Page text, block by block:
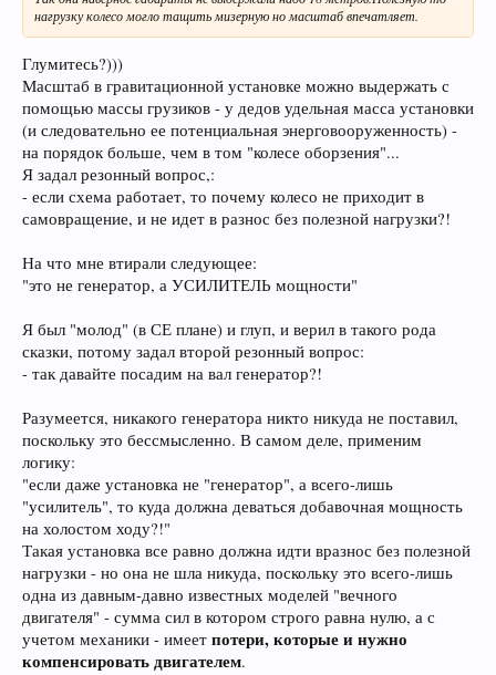
нагрузку колесо могло тащить мизерную но масштаб впечатляет.
Глумитесь?)))
Масштаб в гравитационной установке можно выдержать с
помощью массы грузиков - у дедов удельная масса установки
(и следовательно ее потенциальная энерговооруженность) -
на порядок больше, чем в том "колесе оборзения"...
Я задал резонный вопрос,:
- если схема работает, то почему колесо не приходит в
самовращение, и не идет в разнос без полезной нагрузки?!
На что мне втирали следующее:
"это не генератор, а УСИЛИТЕЛЬ мощности"
Я был "молод" (в СЕ плане) и глуп, и верил в такого рода
сказки, потому задал второй резонный вопрос:
- так давайте посадим на вал генератор?!
Разумеется, никакого генератора никто никуда не поставил,
поскольку это бессмысленно. В самом деле, применим
логику:
"если даже установка не "генератор", а всего-лишь
"усилитель", то куда должна деваться добавочная мощность
на холостом ходу?!"
Такая установка все равно должна идти вразнос без полезной
нагрузки - но она не шла никуда, поскольку это всего-лишь
одна из давным-давно известных моделей "вечного
двигателя" - сумма сил в котором строго равна нулю, а с
учетом механики - имеет потери, которые и нужно
компенсировать двигателем.